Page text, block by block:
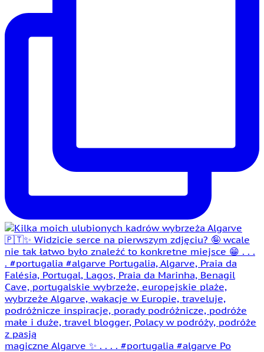
magiczne Algarve ✨ . . . . #portugalia #algarve Po